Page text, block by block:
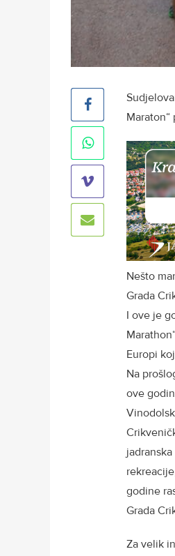
Nešto
Grada
I ove je
Europi
Na
ove
godine
Grada
Za velik